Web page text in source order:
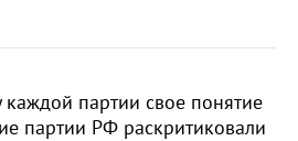
партии свое понятие
партии РФ раскритиковали